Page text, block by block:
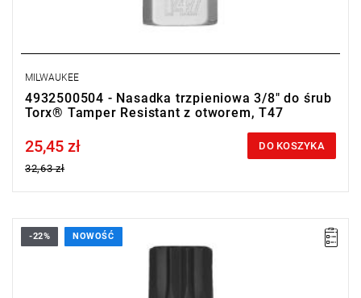
MILWAUKEE
4932500504 - Nasadka trzpieniowa 3/8" do śrub
Torx® Tamper Resistant z otworem, T47
Price tax included
25,45 zł
32,63 zł
DO KOSZYKA
-22% NOWOŚĆ